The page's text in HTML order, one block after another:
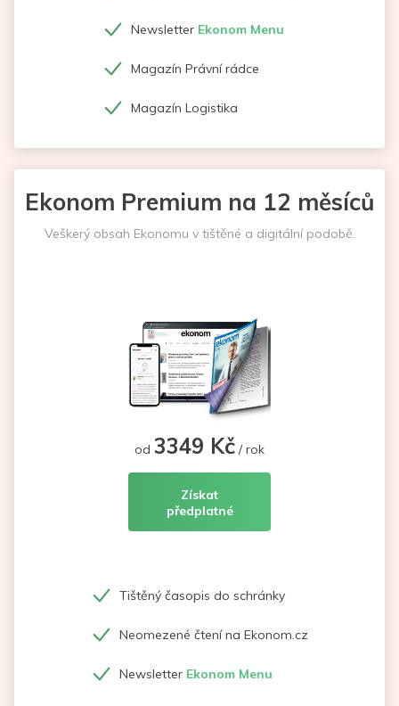
Newsletter Ekonom Menu
Magazín Právní rádce
Magazín Logistika
Ekonom Premium na 12 měsíců
Veškerý obsah Ekonomu v tištěné a digitální podobě.
od 3349 Kč / rok
Získat
předplatné
Tištěný časopis do schránky
Neomezené čtení na Ekonom.cz
Newsletter Ekonom Menu